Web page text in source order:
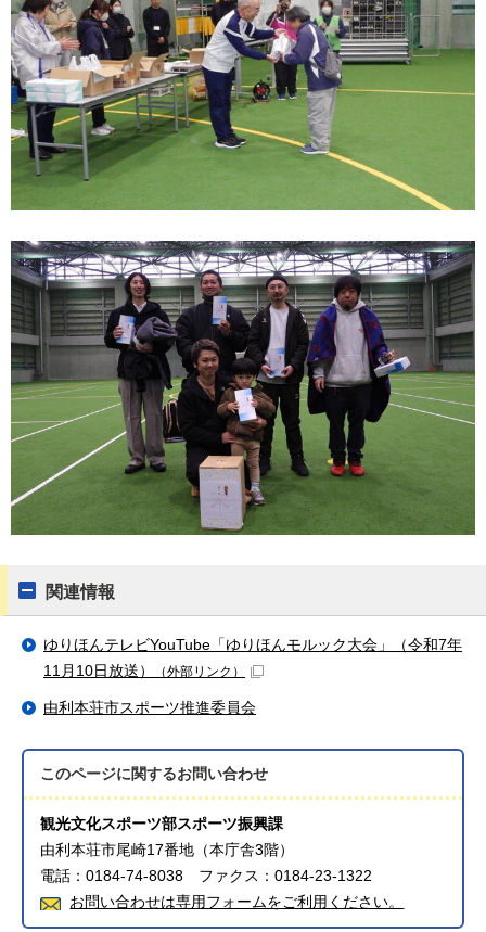
関連情報
ゆりほんテレビYouTube「ゆりほんモルック大会」（令和7年
11月10日放送）
（外部リンク）
由利本荘市スポーツ推進委員会
このページに関するお問い合わせ
観光文化スポーツ部スポーツ振興課
由利本荘市尾崎17番地（本庁舎3階）
電話：0184-74-8038 ファクス：0184-23-1322
お問い合わせは専用フォームをご利用ください。